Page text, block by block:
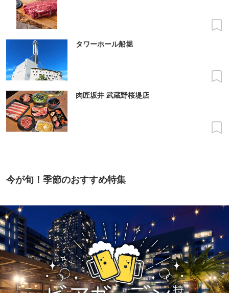
タワーホール船堀
肉匠坂井 武蔵野桜堤店
今が旬！季節のおすすめ特集